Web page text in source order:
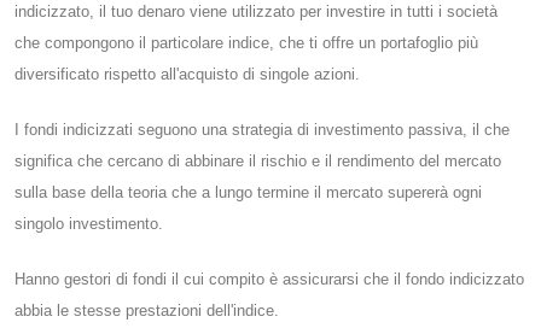
indicizzato, il tuo denaro viene utilizzato per investire in tutti i società
che compongono il particolare indice, che ti offre un portafoglio più
diversificato rispetto all'acquisto di singole azioni.
I fondi indicizzati seguono una strategia di investimento passiva, il che
significa che cercano di abbinare il rischio e il rendimento del mercato
sulla base della teoria che a lungo termine il mercato supererà ogni
singolo investimento.
Hanno gestori di fondi il cui compito è assicurarsi che il fondo indicizzato
abbia le stesse prestazioni dell'indice.